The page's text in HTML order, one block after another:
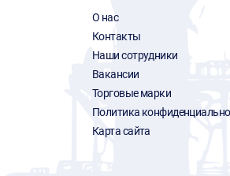
О нас
Контакты
Наши сотрудники
Вакансии
Торговые марки
Политика
Карта сайта